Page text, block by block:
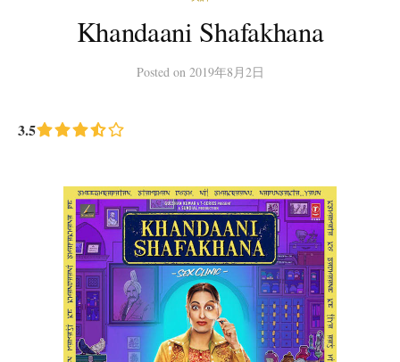
Khandaani Shafakhana
Posted on 2019年8月2日
3.5